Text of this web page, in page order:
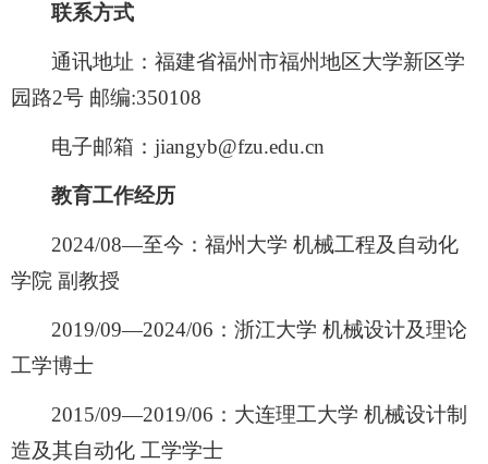
联系方式
通讯地址：福建省福州市福州地区大学新区学
园路2号 邮编:350108
电子邮箱：jiangyb@fzu.edu.cn
教育工作经历
2024/08—至今：福州大学 机械工程及自动化
学院 副教授
2019/09—2024/06：浙江大学 机械设计及理论
工学博士
2015/09—2019/06：大连理工大学 机械设计制
造及其自动化 工学学士